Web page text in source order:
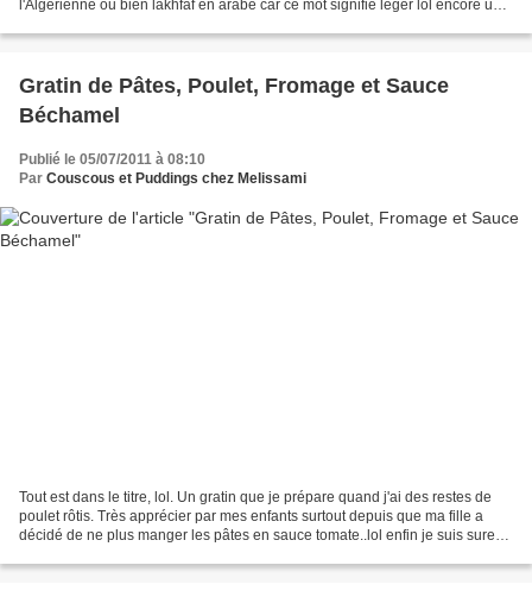
l'Algérienne ou bien lakhfaf en arabe car ce mot signifie léger lol encore une
Gratin de Pâtes, Poulet, Fromage et Sauce
Béchamel
Publié le 05/07/2011 à 08:10
Par Couscous et Puddings chez Melissami
Tout est dans le titre, lol. Un gratin que je prépare quand j'ai des restes de
poulet rôtis. Très apprécier par mes enfants surtout depuis que ma fille a
décidé de ne plus manger les pâtes en sauce tomate..lol enfin je suis sure